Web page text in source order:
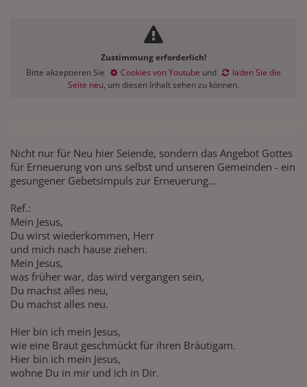
Zustimmung erforderlich!
Bitte akzeptieren Sie
Cookies von Youtube und
laden Sie die
Seite neu, um diesen Inhalt sehen zu können.
Nicht nur für Neu hier Seiende, sondern das Angebot Gottes
für Erneuerung von uns selbst und unseren Gemeinden - ein
gesungener Gebetsimpuls zur Erneuerung...
Ref.:
Mein Jesus,
Du wirst wiederkommen, Herr
und mich nach hause ziehen.
Mein Jesus,
was früher war, das wird vergangen sein,
Du machst alles neu,
Du machst alles neu.
Hier bin ich mein Jesus,
wie eine Braut geschmückt für ihren Bräutigam.
Hier bin ich mein Jesus,
wohne Du in mir und ich in Dir.